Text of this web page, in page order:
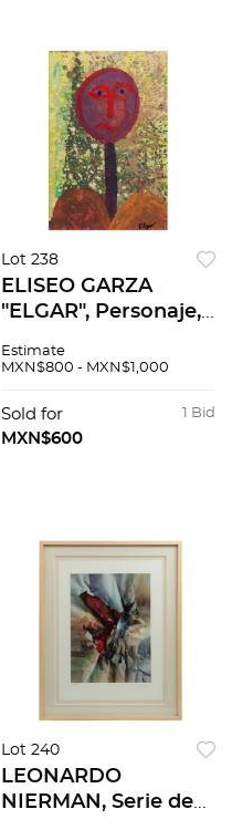
Lot 238
ELISEO GARZA
"ELGAR", Personaje,
MDF, 60 x 40 cm
Estimate
MXN$800 - MXN$1,000
1 Bid
Sold for
MXN$600
Lot 240
LEONARDO
NIERMAN, Serie de